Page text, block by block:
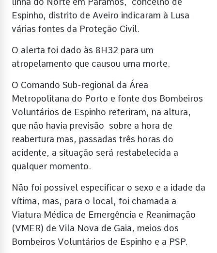
Espinho, distrito de Aveiro indicaram à Lusa
várias fontes da Proteção Civil.
O alerta foi dado às 8H32 para um
atropelamento que causou uma morte.
O Comando Sub-regional da Área
Metropolitana do Porto e fonte dos Bombeiros
Voluntários de Espinho referiram, na altura,
que não havia previsão sobre a hora de
reabertura mas, passadas três horas do
acidente, a situação será restabelecida a
qualquer momento.
Não foi possível especificar o sexo e a idade da
vítima, mas, para o local, foi chamada a
Viatura Médica de Emergência e Reanimação
(VMER) de Vila Nova de Gaia, meios dos
Bombeiros Voluntários de Espinho e a PSP.